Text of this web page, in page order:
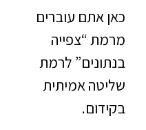
עוברים
“צפייה
לרמת
אמיתית